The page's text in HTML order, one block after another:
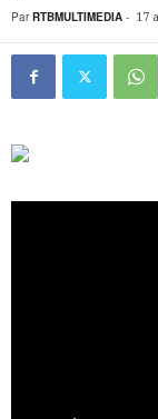
Par RTBMULTIMEDIA - 17